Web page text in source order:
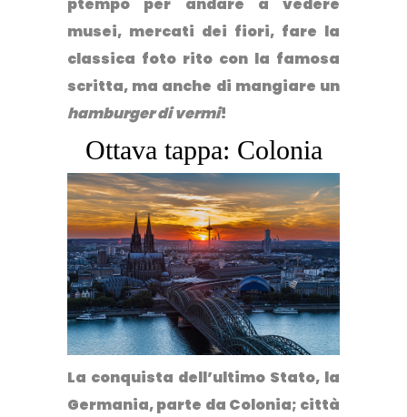
ptempo per andare a vedere
musei, mercati dei fiori, fare la
classica foto rito con la famosa
scritta, ma anche di mangiare un
hamburger di vermi!
Ottava tappa: Colonia
La conquista dell’ultimo Stato, la
Germania, parte da Colonia; città